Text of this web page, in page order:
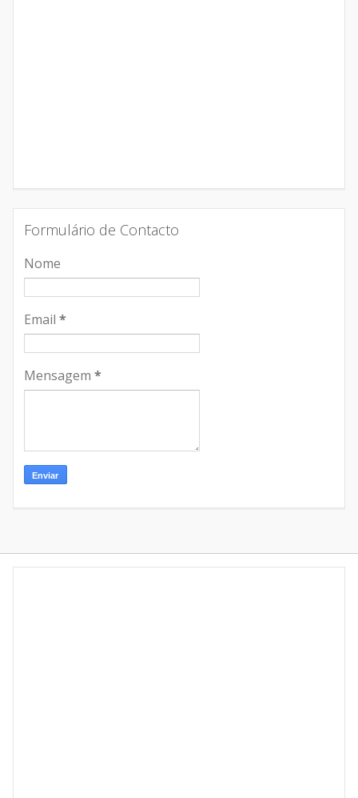
Formulário de Contacto
Nome
Email *
Mensagem *